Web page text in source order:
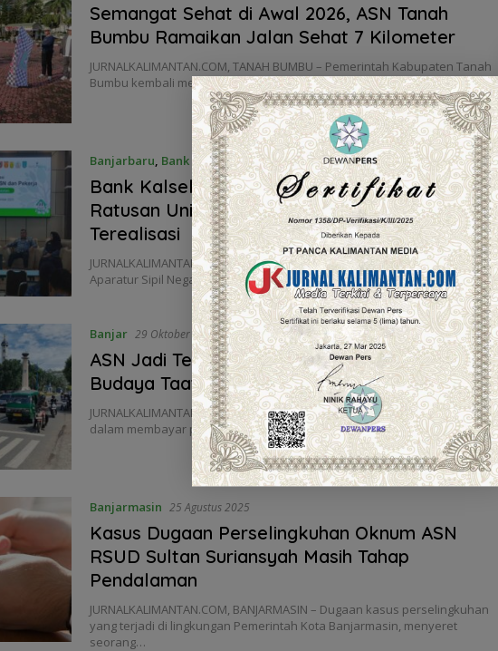
Semangat Sehat di Awal 2026, ASN Tanah
Bumbu Ramaikan Jalan Sehat 7 Kilometer
JURNALKALIMANTAN.COM, TANAH BUMBU – Pemerintah Kabupaten Tanah
Bumbu kembali menggelorakan semangat hidup sehat melalui kegiatan…
Banjarbaru Bank Kalsel 1 Desember 2025
Bank Kalsel Perkuat Dukungan Hunian ASN :
Ratusan Unit Pembiayaan Rumah Sudah
Terealisasi
JURNALKALIMANTAN.COM, BANJARBARU — Kebutuhan hunian bagi
Aparatur Sipil Negara (ASN) dan pekerja di lingkungan Pemerintah…
Banjar 29 Oktober 2025
ASN Jadi Teladan, Samsat Martapura Dorong
Budaya Taat Pajak
JURNALKALIMANTAN.COM, BANJAR – Kepatuhan Aparatur Sipil Negara (ASN)
dalam membayar pajak kendaraan bermotor diharapkan menjadi…
Banjarmasin 25 Agustus 2025
Kasus Dugaan Perselingkuhan Oknum ASN
RSUD Sultan Suriansyah Masih Tahap
Pendalaman
JURNALKALIMANTAN.COM, BANJARMASIN – Dugaan kasus perselingkuhan
yang terjadi di lingkungan Pemerintah Kota Banjarmasin, menyeret
seorang…